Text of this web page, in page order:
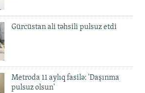
Gürcüstan ali təhsili pulsuz etdi
Metroda 11 aylıq fasilə: 'Daşınma
pulsuz olsun'